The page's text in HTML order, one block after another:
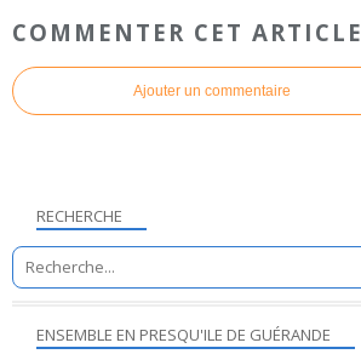
COMMENTER CET ARTICLE
Ajouter un commentaire
RECHERCHE
ENSEMBLE EN PRESQU'ILE DE GUÉRANDE